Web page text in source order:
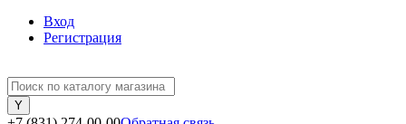
Вход
Регистрация